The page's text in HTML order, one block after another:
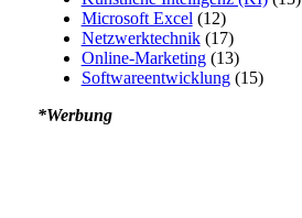
Microsoft Excel(12)
Netzwerktechnik(17)
Online-Marketing(13)
Softwareentwicklung(15)
*Werbung